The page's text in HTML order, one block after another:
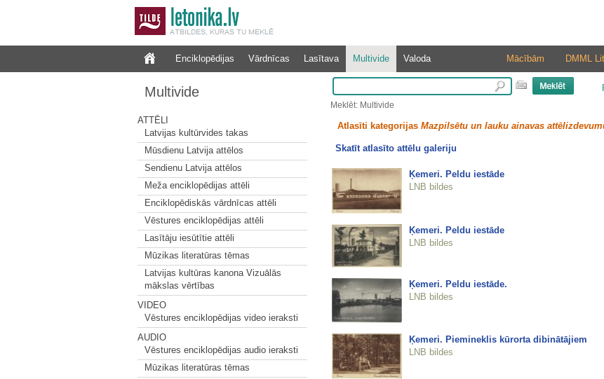
Enciklopēdijas Vārdnīcas Lasītava Multivide Valoda DMML
Mācībām
Multivide
ATTĒLI
Latvijas kultūrvides takas
Mūsdienu Latvija attēlos
Sendienu Latvija attēlos
Meža enciklopēdijas attēli
Enciklopēdiskās vārdnīcas attēli
Vēstures enciklopēdijas attēli
Lasītāju iesūtītie attēli
Mūzikas literatūras tēmas
Latvijas kultūras kanona Vizuālās
mākslas vērtības
VIDEO
Vēstures enciklopēdijas video ieraksti
AUDIO
Vēstures enciklopēdijas audio ieraksti
Mūzikas literatūras tēmas
Meklēt: Multivide
Atlasīti kategorijas Mazpilsētu un lauku ainavas
Skatīt atlasīto attēlu galeriju
Ķemeri. Peldu iestāde
LNB bildes
Ķemeri. Peldu iestāde
LNB bildes
Ķemeri. Peldu iestāde.
LNB bildes
Ķemeri. Piemineklis kūrorta dibinātājiem
LNB bildes